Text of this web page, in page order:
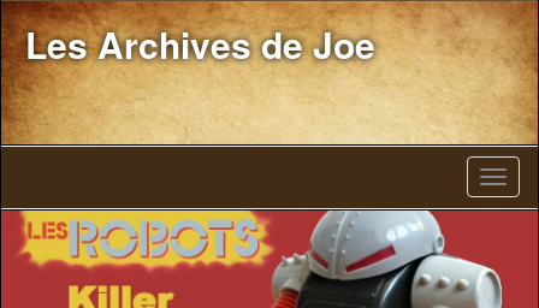
Les Archives de Joe